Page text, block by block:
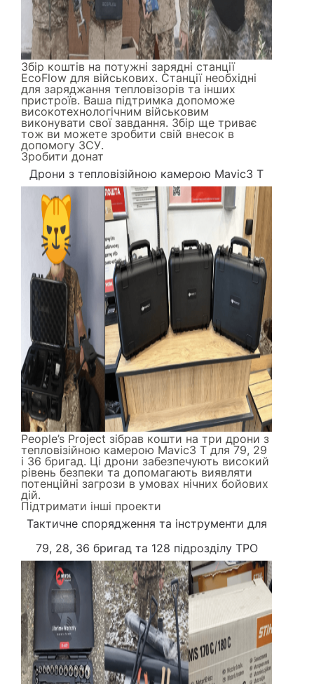
Збір коштів на потужні зарядні станції
EcoFlow для військових. Станції необхідні
для заряджання тепловізорів та інших
пристроїв. Ваша підтримка допоможе
високотехнологічним військовим
виконувати свої завдання. Збір ще триває
тож ви можете зробити свій внесок в
допомогу ЗСУ.
Зробити донат
Дрони з тепловізійною камерою Mavic3 Т
People’s Project зібрав кошти на три дрони з
тепловізійною камерою Mavic3 Т для 79, 29
і 36 бригад. Ці дрони забезпечують високий
рівень безпеки та допомагають виявляти
потенційні загрози в умовах нічних бойових
дій.
Підтримати інші проекти
Тактичне спорядження та інструменти для
79, 28, 36 бригад та 128 підрозділу ТРО